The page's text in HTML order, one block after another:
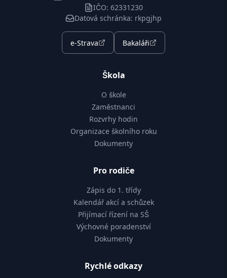
IČO: 62331230
Datová schránka: rkpgjhp
e-Strava Bakaláři
Škola
O škole
Zaměstnanci
Rozvrhy hodin
Organizace školního roku
Dokumenty
Pro rodiče
Zápis do 1. třídy
Kalendář akcí a schůzek
Přijímací řízení na SŠ
Výchovné poradenství
Dokumenty
Rychlé odkazy